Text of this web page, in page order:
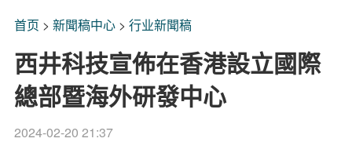
首页 > 新聞稿中心> 行业新聞稿
西井科技宣佈在香港設立國際
總部暨海外研發中心
2024-02-20 21:37